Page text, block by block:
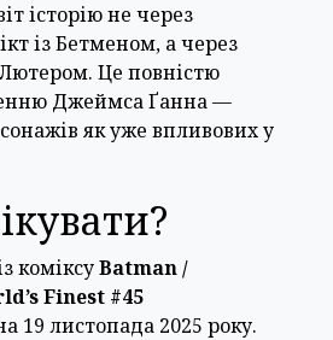
історію не через
із Бетменом, а через
Це повністю
Джеймса Ґанна —
як уже впливових у
коміксуBatman /
Finest #45
19 листопада 2025 року.